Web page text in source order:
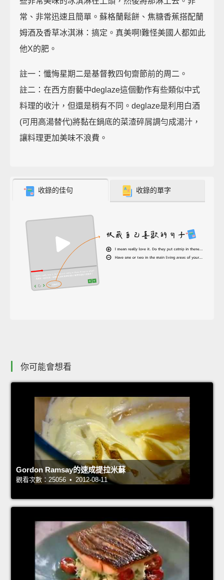
常、非常迅速且簡單。蘇格蘭鬆餅、焦糖香蕉搭配蘭
姆酒及香草冰淇淋：搞定。真美啊!難怪美國人都如此
他X的肥。
註一：懺悔星期二是基督教四旬齋節前的周二。
註二：在西方廚藝中deglaze這個動作有些類似中式
料理的收汁，但還是稍有不同。deglaze是利用白酒
(可用高湯替代)將黏在鍋底的菜渣碎屑調勻成湯汁，
讓料理更加美味不浪費。
收錄的佳句 收錄的單字
你可能會想看
Gordon Ramsay的速成提拉米蘇
觀看次數：25056 • 2012-08-11